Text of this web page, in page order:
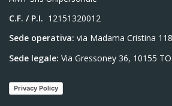
C.F. / P.I. 12151320012
Sede operativa: via Madama Cristina
Sede legale: Via Gressoney 36, 10155
Privacy Policy